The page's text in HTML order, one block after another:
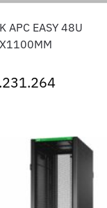
APC EASY 48U